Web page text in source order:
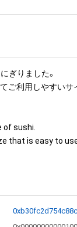
ぎりました。
ご利用しやすいサ
of sushi.
that is easy to